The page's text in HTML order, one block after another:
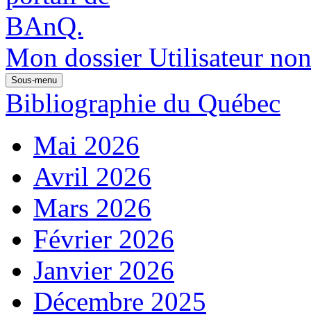
Mon dossier Utilisateur
Sous-menu
Bibliographie du Québec
Mai 2026
Avril 2026
Mars 2026
Février 2026
Janvier 2026
Décembre 2025